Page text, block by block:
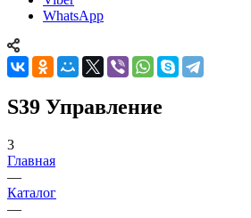
WhatsApp
S39 Управление
3
Главная
—
Каталог
—